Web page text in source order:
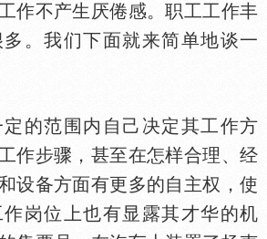
作不产生厌倦感。职工工作丰
。我们下面就来简单地谈一
范围内自己决定其工作方
作步骤，甚至在怎样合理、经
设备方面有更多的自主权，使
岗位上也有显露其才华的机